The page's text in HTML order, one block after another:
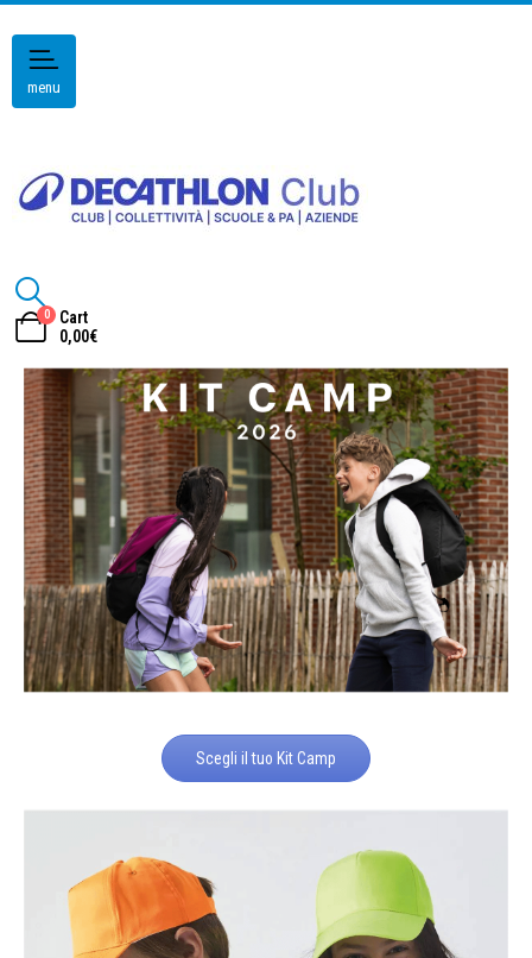
menu
0
Cart
0,00€
Scegli il tuo Kit Camp